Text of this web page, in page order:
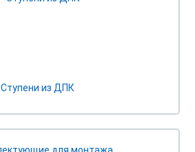
Ступени из ДПК